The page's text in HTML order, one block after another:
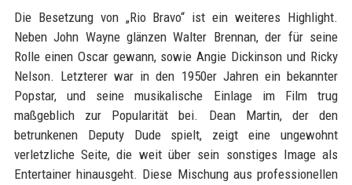
Die Besetzung von „Rio Bravo“ ist ein weiteres Highlight.
Neben John Wayne glänzen Walter Brennan, der für seine
Rolle einen Oscar gewann, sowie Angie Dickinson und Ricky
Nelson. Letzterer war in den 1950er Jahren ein bekannter
Popstar, und seine musikalische Einlage im Film trug
maßgeblich zur Popularität bei. Dean Martin, der den
betrunkenen Deputy Dude spielt, zeigt eine ungewohnt
verletzliche Seite, die weit über sein sonstiges Image als
Entertainer hinausgeht. Diese Mischung aus professionellen